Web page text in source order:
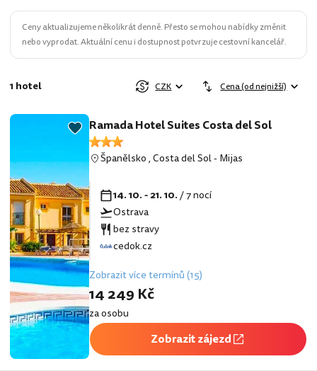
Ceny aktualizujeme několikrát denně. Přesto se mohou nabídky změnit
nebo vyprodat. Aktuální cenu i dostupnost potvrzuje cestovní kancelář.
1 hotel CZK Cena (od nejnižší)
Ramada Hotel Suites Costa del Sol
Španělsko,Costa del Sol-Mijas
14. 10. - 21. 10./ 7 nocí
Ostrava
bez stravy
cedok.cz
Zobrazit více termínů (15)
14 249 Kč
za osobu
Zobrazit zájezd